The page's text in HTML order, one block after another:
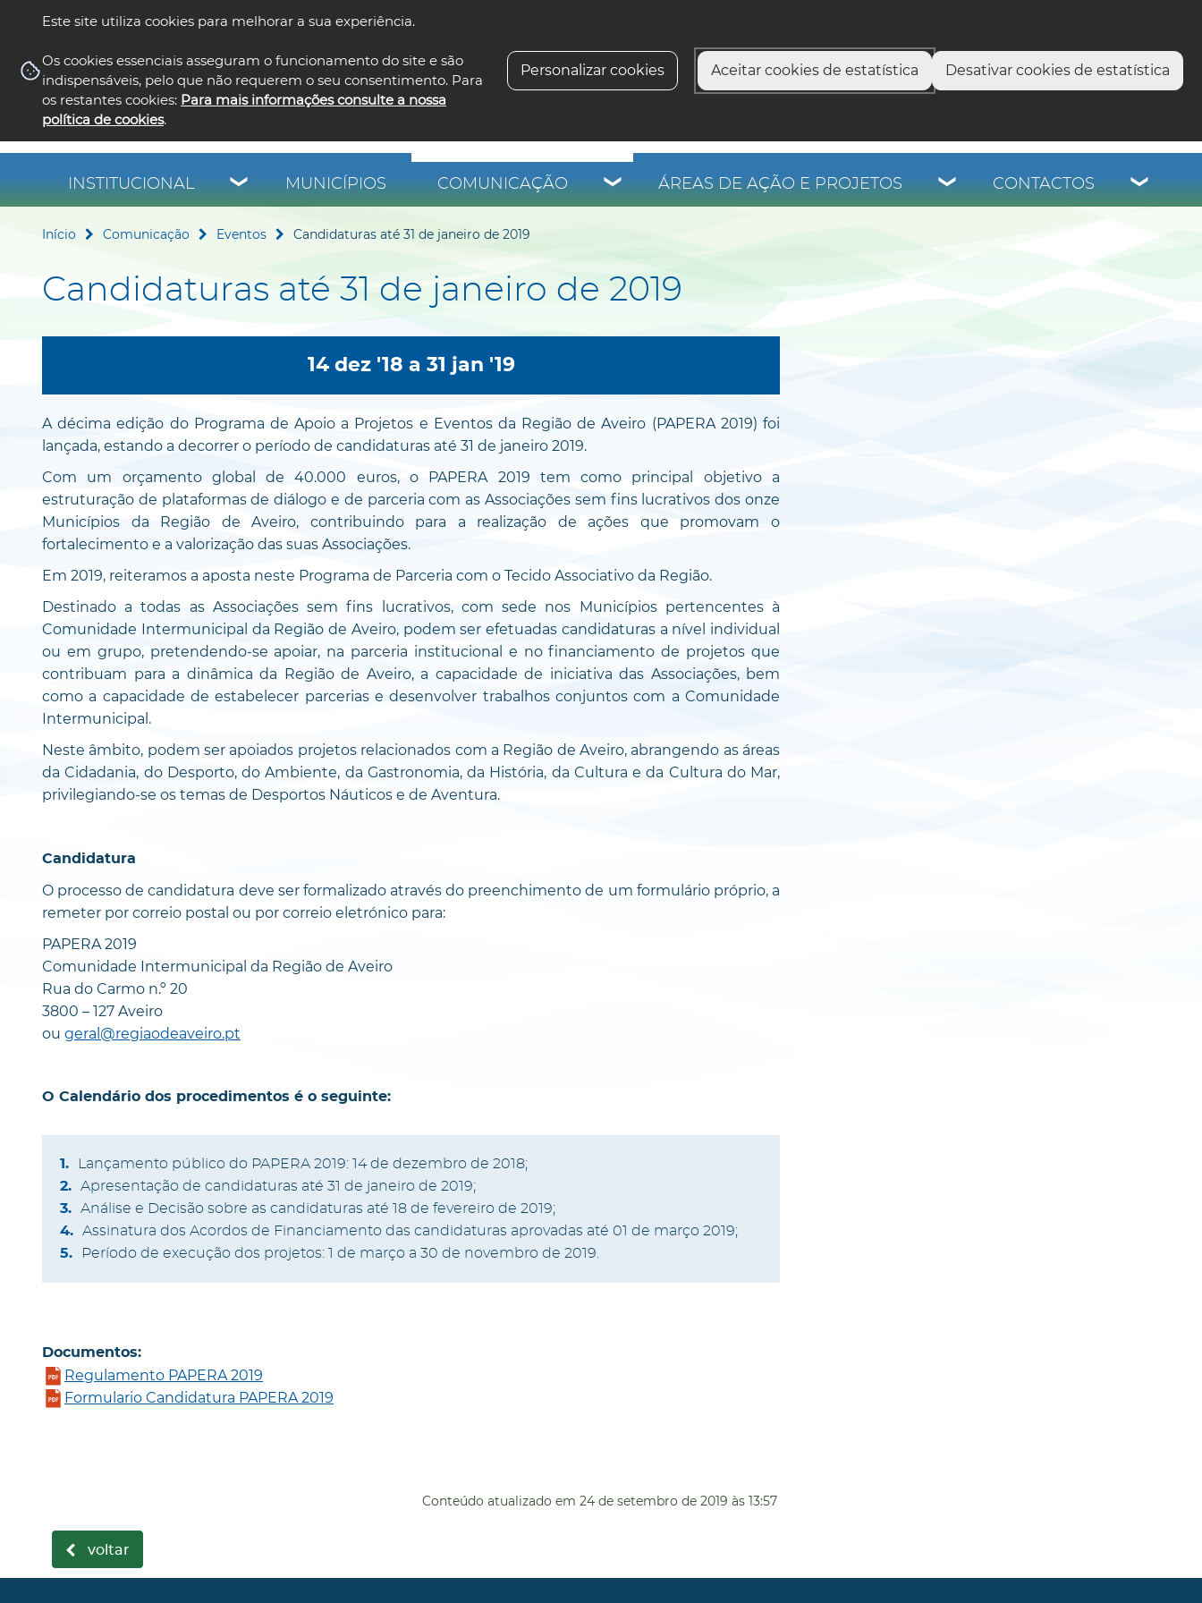
Este site utiliza cookies para melhorar a sua experiência.
Os cookies essenciais asseguram o funcionamento do site e são
indispensáveis, pelo que não requerem o seu consentimento. Para
os restantes cookies: Para mais informações consulte a nossa
política de cookies.
Personalizar cookies Aceitar cookies de estatística Desativar cookies de estatística
INSTITUCIONAL MUNICÍPIOS COMUNICAÇÃO ÁREAS DE AÇÃO E PROJETOS CONTACTOS
Início Comunicação Eventos Candidaturas até 31 de janeiro de 2019
Candidaturas até 31 de janeiro de 2019
14 dez '18 a 31 jan '19
A décima edição do Programa de Apoio a Projetos e Eventos da Região de Aveiro (PAPERA 2019) foi
lançada, estando a decorrer o período de candidaturas até 31 de janeiro 2019.
Com um orçamento global de 40.000 euros, o PAPERA 2019 tem como principal objetivo a
estruturação de plataformas de diálogo e de parceria com as Associações sem fins lucrativos dos onze
Municípios da Região de Aveiro, contribuindo para a realização de ações que promovam o
fortalecimento e a valorização das suas Associações.
Em 2019, reiteramos a aposta neste Programa de Parceria com o Tecido Associativo da Região.
Destinado a todas as Associações sem fins lucrativos, com sede nos Municípios pertencentes à
Comunidade Intermunicipal da Região de Aveiro, podem ser efetuadas candidaturas a nível individual
ou em grupo, pretendendo-se apoiar, na parceria institucional e no financiamento de projetos que
contribuam para a dinâmica da Região de Aveiro, a capacidade de iniciativa das Associações, bem
como a capacidade de estabelecer parcerias e desenvolver trabalhos conjuntos com a Comunidade
Intermunicipal.
Neste âmbito, podem ser apoiados projetos relacionados com a Região de Aveiro, abrangendo as áreas
da Cidadania, do Desporto, do Ambiente, da Gastronomia, da História, da Cultura e da Cultura do Mar,
privilegiando-se os temas de Desportos Náuticos e de Aventura.
Candidatura
O processo de candidatura deve ser formalizado através do preenchimento de um formulário próprio, a
remeter por correio postal ou por correio eletrónico para:
PAPERA 2019
Comunidade Intermunicipal da Região de Aveiro
Rua do Carmo n.º 20
3800 – 127 Aveiro
ou geral@regiaodeaveiro.pt
O Calendário dos procedimentos é o seguinte:
Lançamento público do PAPERA 2019: 14 de dezembro de 2018;
Apresentação de candidaturas até 31 de janeiro de 2019;
Análise e Decisão sobre as candidaturas até 18 de fevereiro de 2019;
Assinatura dos Acordos de Financiamento das candidaturas aprovadas até 01 de março 2019;
Período de execução dos projetos: 1 de março a 30 de novembro de 2019.
Documentos:
Regulamento PAPERA 2019
Formulario Candidatura PAPERA 2019
Conteúdo atualizado em 24 de setembro de 2019 às 13:57
voltar